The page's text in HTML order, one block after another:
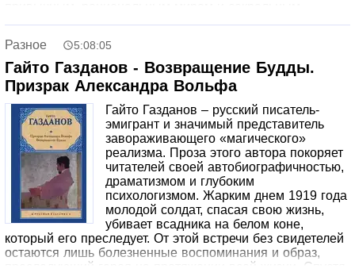
магии и оккультизму, но вновь и вновь оказываются
бессильны перед величием природы. В сборник вошли:
Вендиго (повесть, перевод Е. Романовой), Ивы (повесть,
перевод А. Панасюк), Древние чары (повесть, перевод
А. Панасюк), Пустой дом (рассказ, перевод Е.
Романовой), Заклятый остров (рассказ, перевод А.
Панасюк), Некто (рассказ, перевод Е. Романовой), Кукла
(рассказ, перевод Е. Романовой), Смит: случай в
пансионе (рассказ, перевод Е. Романовой), Тайная
месса (повесть, перевод Е. Романовой).
Разное 5:08:05
Гайто Газданов - Возвращение Будды.
Призрак Александра Вольфа
Гайто Газданов – русский писатель-
эмигрант и значимый представитель
завораживающего «магического»
реализма. Проза этого автора покоряет
читателей своей автобиографичностью,
драматизмом и глубоким
психологизмом. Жарким днем 1919 года
молодой солдат, спасая свою жизнь,
убивает всадника на белом коне,
который его преследует. От этой встречи без свидетелей
остаются лишь болезненные воспоминания и образ,
преследующий героя на протяжении всей жизни. Спустя